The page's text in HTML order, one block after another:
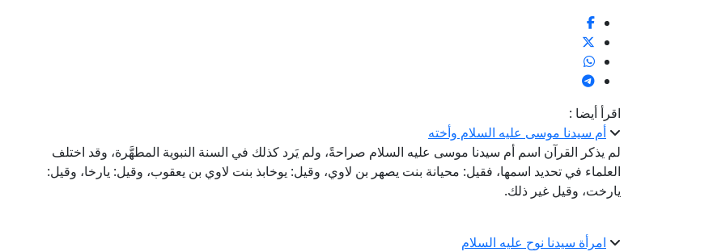
اقرأ أيضا :
أم سيدنا موسى عليه السلام وأخته
لم يذكر القرآن اسم أم سيدنا موسى عليه السلام صراحةً، ولم يَرد كذلك في السنة النبوية المطهَّرة، وقد اختلف
العلماء في تحديد اسمها، فقيل: محيانة بنت يصهر بن لاوي، وقيل: يوخابذ بنت لاوي بن يعقوب، وقيل: يارخا، وقيل:
يارخت، وقيل غير ذلك.
امرأة سيدنا نوح عليه السلام